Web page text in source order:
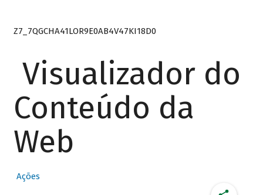
Z7_7QGCHA41LOR9E0AB4V47KI18D0
Visualizador do
Conteúdo da
Web
Ações